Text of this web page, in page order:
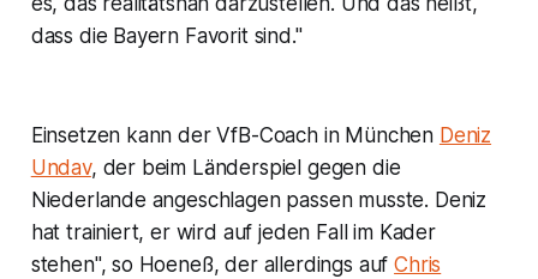
dass die Bayern Favorit sind."
Einsetzen kann der VfB-Coach in München Deniz
Undav, der beim Länderspiel gegen die
Niederlande angeschlagen passen musste. Deniz
hat trainiert, er wird auf jeden Fall im Kader
stehen", so Hoeneß, der allerdings aufChris